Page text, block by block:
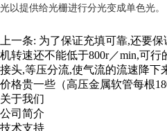
光以提供给光栅进行分光变成单色光。
上一条: 为了保证充填可靠,还要
机转速还不能低于800r／min,可
接头,等压分流,使气流的流速降下
价格贵一些（高压金属软管每根
关于我们
公司简介
技术支持